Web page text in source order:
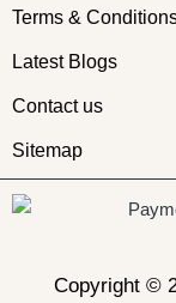
Terms &
Latest Blogs
Contact us
Sitemap
Copyright ©